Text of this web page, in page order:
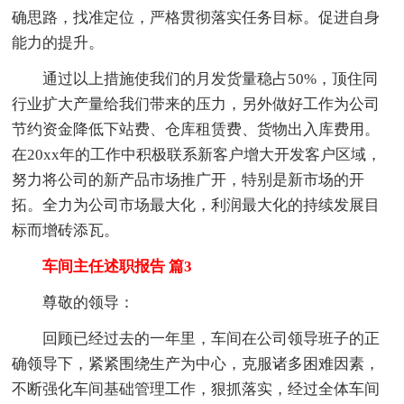
确思路，找准定位，严格贯彻落实任务目标。促进自身
能力的提升。
通过以上措施使我们的月发货量稳占50%，顶住同
行业扩大产量给我们带来的压力，另外做好工作为公司
节约资金降低下站费、仓库租赁费、货物出入库费用。
在20xx年的工作中积极联系新客户增大开发客户区域，
努力将公司的新产品市场推广开，特别是新市场的开
拓。全力为公司市场最大化，利润最大化的持续发展目
标而增砖添瓦。
车间主任述职报告 篇3
尊敬的领导：
回顾已经过去的一年里，车间在公司领导班子的正
确领导下，紧紧围绕生产为中心，克服诸多困难因素，
不断强化车间基础管理工作，狠抓落实，经过全体车间